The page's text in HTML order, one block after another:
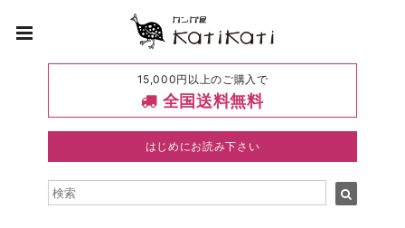
15,000円以上のご購入で
全国送料無料
はじめにお読み下さい